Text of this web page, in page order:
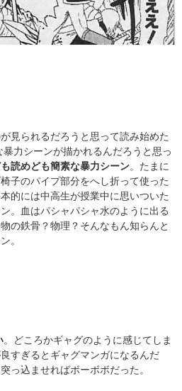
見られるだろうと思って読み始めた
力シーンが描かれるんだろうと思っ
読めども簡素な暴力シーン 。たまに
子のパイプ部分をへし折って使った
的には中高生が授業中に思いついた
。血はパシャパシャ水のように出る
の鉄骨？物理？そんなもん知らんと
。
。どころかギャグのように感じてしま
すぎるとギャグマンガになるんだ
っ込ませればボーボボだった。